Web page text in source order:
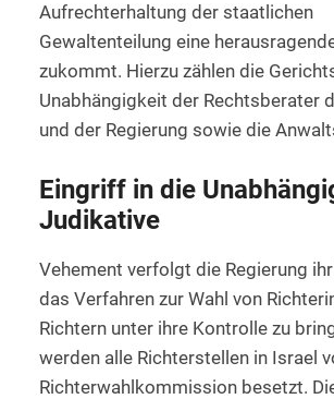
Aufrechterhaltung der staatlichen
Gewaltenteilung eine
zukommt. Hierzu zählen die
Unabhängigkeit der Rechtsberater
und der Regierung sowie die
Eingriff in die
Judikative
Vehement verfolgt die Regierung
das Verfahren zur Wahl von
Richtern unter ihre Kontrolle zu
werden alle Richterstellen in Israel
Richterwahlkommission besetzt.